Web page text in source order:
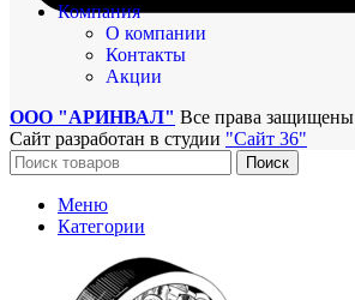
Компания
О компании
Контакты
Акции
ООО "АРИНВАЛ" Все права защищены
Сайт разработан в студии "Сайт 36"
Поиск
Меню
Категории